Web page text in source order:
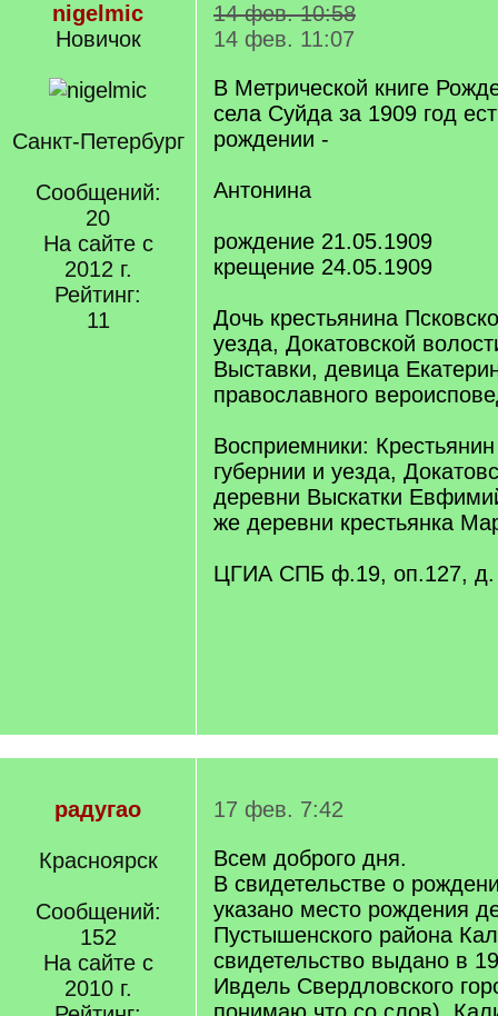
nigelmic
Новичок
Санкт-Петербург
Сообщений:
20
На сайте с
2012 г.
Рейтинг:
11
14 фев. 10:58
14 фев. 11:07
В Метрической книге
села Суйда за 1909 год
рождении -
Антонина
рождение 21.05.1909
крещение 24.05.1909
Дочь крестьянина
уезда, Докатовской
Выставки, девица
православного
Восприемники:
губернии и уезда,
деревни Выскатки
же деревни крестьянка
ЦГИА СПБ ф.19, оп.127, д.
радугао
Красноярск
Сообщений:
152
На сайте с
2010 г.
17 фев. 7:42
Всем доброго дня.
В свидетельстве о
указано место рождения
Пустышенского района
свидетельство выдано в
Ивдель Свердловского